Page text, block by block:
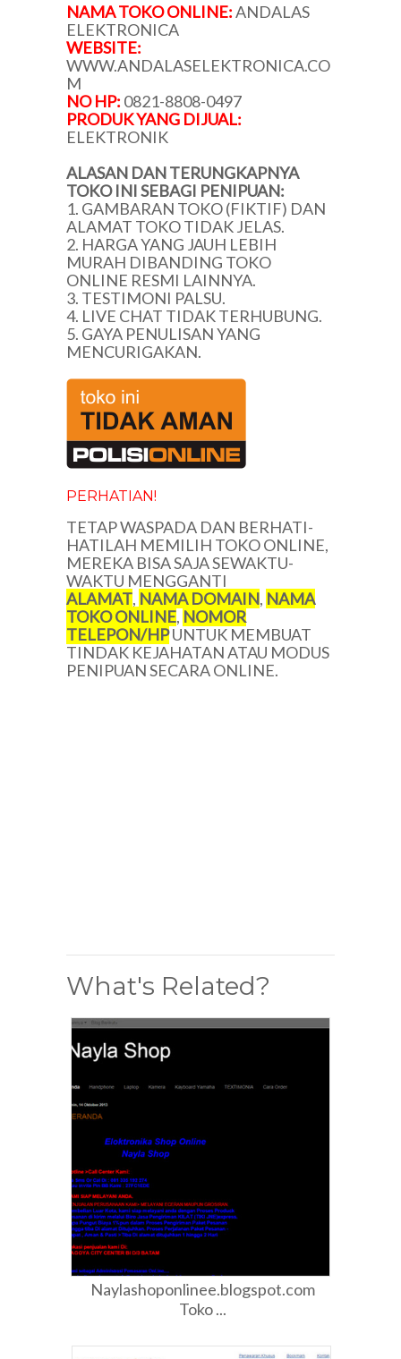
NAMA TOKO ONLINE:ANDALAS
ELEKTRONICA
WEBSITE:
WWW.ANDALASELEKTRONICA.CO
M
NO HP: 0821-8808-0497
PRODUK YANG DIJUAL:
ELEKTRONIK
ALASAN DAN TERUNGKAPNYA
TOKO INI SEBAGI PENIPUAN:
1. GAMBARAN TOKO (FIKTIF) DAN
ALAMAT TOKO TIDAK JELAS.
2. HARGA YANG JAUH LEBIH
MURAH DIBANDING TOKO
ONLINE RESMI LAINNYA.
3. TESTIMONI PALSU.
4. LIVE CHAT TIDAK TERHUBUNG.
5. GAYA PENULISAN YANG
MENCURIGAKAN.
PERHATIAN!
TETAP WASPADA DAN BERHATI-
HATILAH MEMILIH TOKO ONLINE,
MEREKA BISA SAJA SEWAKTU-
WAKTU MENGGANTI
ALAMAT, NAMA DOMAIN, NAMA
TOKO ONLINE, NOMOR
TELEPON/HPUNTUK MEMBUAT
TINDAK KEJAHATAN ATAU MODUS
PENIPUAN SECARA ONLINE.
What's Related?
Naylashoponlinee.blogspot.com
Toko ...